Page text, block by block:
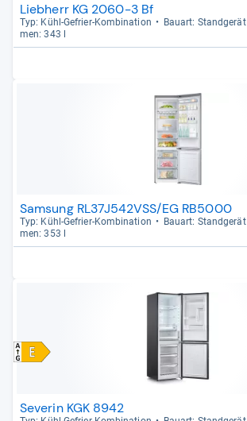
Liebherr KG 2060-3 Bf
Typ: Kühl-​Gefrier-​Kom­bi­na­tion Bau­art: Stand­ge­rät
men: 343 l
Samsung RL37J542VSS/EG RB5000
Typ: Kühl-​Gefrier-​Kom­bi­na­tion Bau­art: Stand­ge­rät
men: 353 l
Severin KGK 8942